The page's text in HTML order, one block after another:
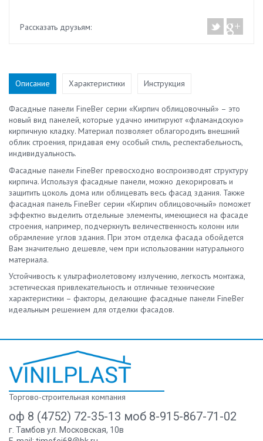
Рассказать друзьям:
Описание Характеристики Инструкция
Фасадные панели FineBer серии «Кирпич облицовочный» – это
новый вид панелей, которые удачно имитируют «фламандскую»
кирпичную кладку. Материал позволяет облагородить внешний
облик строения, придавая ему особый стиль, респектабельность,
индивидуальность.
Фасадные панели FineBer превосходно воспроизводят структуру
кирпича. Используя фасадные панели, можно декорировать и
защитить цоколь дома или облицевать весь фасад здания. Также
фасадная панель FineBer серии «Кирпич облицовочный» поможет
эффектно выделить отдельные элементы, имеющиеся на фасаде
строения, например, подчеркнуть величественность колонн или
обрамление углов здания. При этом отделка фасада обойдется
Вам значительно дешевле, чем при использовании натурального
материала.
Устойчивость к ультрафиолетовому излучению, легкость монтажа,
эстетическая привлекательность и отличные технические
характеристики – факторы, делающие фасадные панели FineBer
идеальным решением для отделки фасадов.
Торгово-строительная компания
оф 8 (4752) 72-35-13 моб 8-915-867-71-02
г. Тамбов ул. Московская, 10в